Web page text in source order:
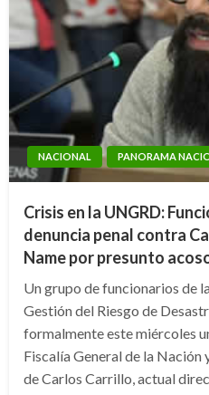
NACIONAL PANORAMA
Crisis en la UNGRD:
denuncia penal contra
Name por presunto
Un grupo de funcionarios de
Gestión del Riesgo de
formalmente este miércoles
Fiscalía General de la
de Carlos Carrillo, actual